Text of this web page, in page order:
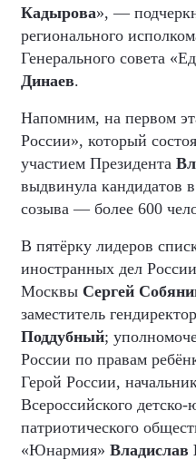
Кадырова», —
регионального
Генерального совета
Динаев.
Напомним, на первом
России», который
участием Президента
выдвинула кандидатов
созыва — более 600
В пятёрку лидеров
иностранных дел России
Москвы Сергей
заместитель
Поддубный;
России по правам
Герой России,
Всероссийского
патриотического
«Юнармия» Владислав